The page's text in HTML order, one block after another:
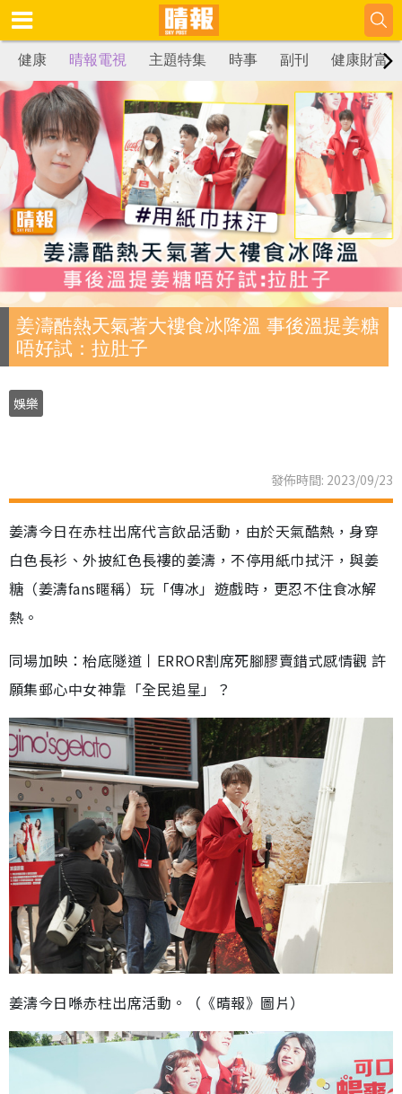
健康 晴報電視 主題特集 時事 副刊 健康財富
姜濤酷熱天氣著大褸食冰降溫 事後溫提姜糖
唔好試：拉肚子
娛樂
發佈時間: 2023/09/23
姜濤今日在赤柱出席代言飲品活動，由於天氣酷熱，身穿
白色長衫、外披紅色長褸的姜濤，不停用紙巾拭汗，與姜
糖（姜濤fans暱稱）玩「傳冰」遊戲時，更忍不住食冰解
熱。
同場加映：枱底隧道丨ERROR割席死腳膠賣錯式感情觀 許
願集郵心中女神靠「全民追星」？
姜濤今日喺赤柱出席活動。（《晴報》圖片）